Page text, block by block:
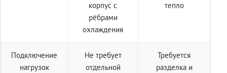
корпус с
рёбрами
охлаждения
тепло
Подключение
нагрузок
Не требует
отдельной
Требуется
разделка и